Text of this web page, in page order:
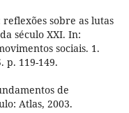
reflexões sobre as lutas
século XXI. In:
sociais. 1.
p. 119-149.
de
Atlas, 2003.